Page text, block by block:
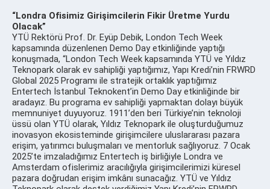
“Londra Ofisimiz Girişimcilerin Fikir Üretme Yurdu
Olacak”
YTÜ Rektörü Prof. Dr. Eyüp Debik, London Tech Week
kapsamında düzenlenen Demo Day etkinliğinde yaptığı
konuşmada, “London Tech Week kapsamında YTÜ ve Yıldız
Teknopark olarak ev sahipliği yaptığımız, Yapı Kredi’nin FRWRD
Global 2025 Programı ile stratejik ortaklık yaptığımız
Entertech İstanbul Teknokent’in Demo Day etkinliğinde bir
aradayız. Bu programa ev sahipliği yapmaktan dolayı büyük
memnuniyet duyuyoruz. 1911’den beri Türkiye’nin teknoloji
üssü olan YTÜ olarak, Yıldız Teknopark ile oluşturduğumuz
inovasyon ekosisteminde girişimcilere uluslararası pazara
erişim, yatırımcı buluşmaları ve mentorluk sağlıyoruz. 7 Ocak
2025’te imzaladığımız Entertech iş birliğiyle Londra ve
Amsterdam ofislerimiz aracılığıyla girişimcilerimizi küresel
pazara doğrudan erişim imkânı sunacağız. YTÜ ve Yıldız